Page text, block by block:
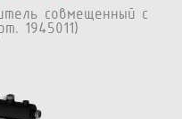
совмещенный с
1945011)